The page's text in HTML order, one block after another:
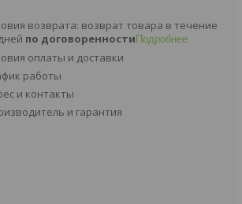
возврат товара в течение
по договоренности Подробнее
оплаты и доставки
работы
и контакты
и гарантия